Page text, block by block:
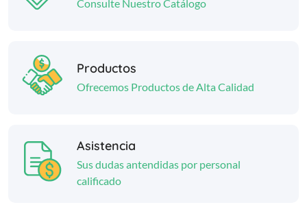
Consulte Nuestro Catálogo
Productos
Ofrecemos Productos de Alta Calidad
Asistencia
Sus dudas antendidas por personal
calificado